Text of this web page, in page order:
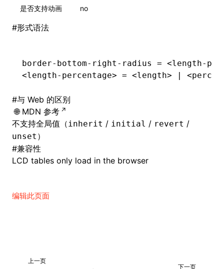
是否支持动画 no
#形式语法
border-bottom-right-radius = <length-
<length-percentage> = <length> |
#与 Web 的区别
MDN 参考
不支持全局值（inherit / initial / revert /
unset ）
#兼容性
LCD tables only load in the browser
编辑此页面
上一页
下一页